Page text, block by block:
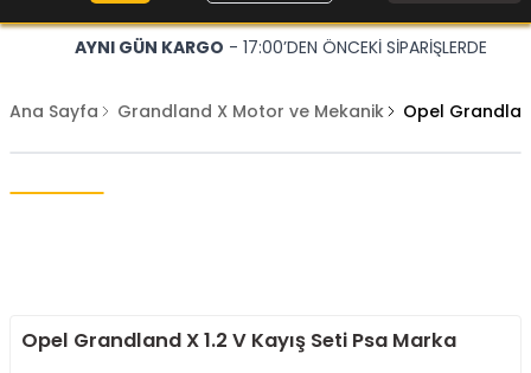
AYNI GÜN KARGO - 17:00’DEN ÖNCEKİ SİPARİŞLERDE
Ana Sayfa Grandland X Motor ve Mekanik Opel
Opel Grandland X 1.2 V Kayış Seti Psa Marka